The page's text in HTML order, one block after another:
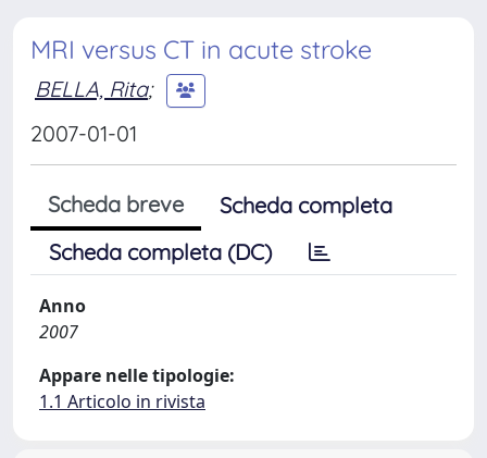
MRI versus CT in acute stroke
BELLA, Rita;
2007-01-01
Scheda breve
Scheda completa
Scheda completa (DC)
Anno
2007
Appare nelle tipologie:
1.1 Articolo in rivista